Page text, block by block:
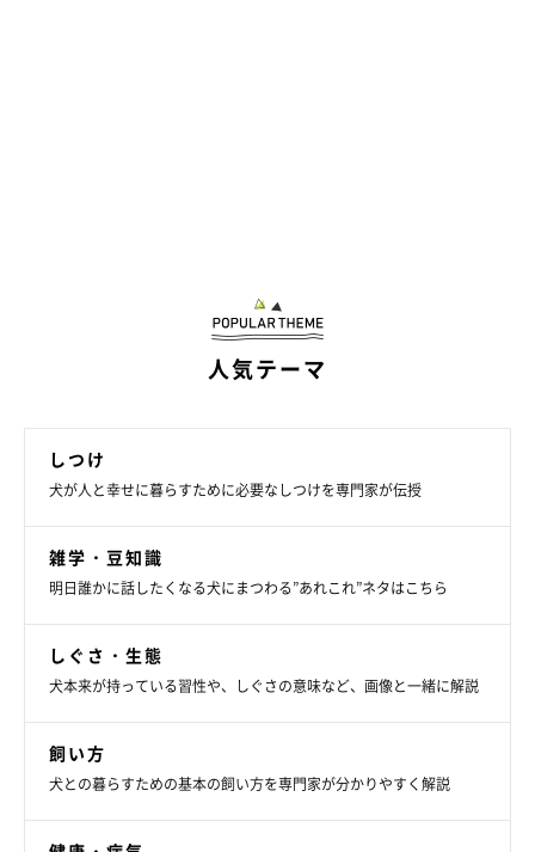
人気テーマ
しつけ
犬が人と幸せに暮らすために必要なしつけを専門家が伝授
雑学・豆知識
明日誰かに話したくなる犬にまつわる”あれこれ”ネタはこちら
しぐさ・生態
犬本来が持っている習性や、しぐさの意味など、画像と一緒に解説
飼い方
犬との暮らすための基本の飼い方を専門家が分かりやすく解説